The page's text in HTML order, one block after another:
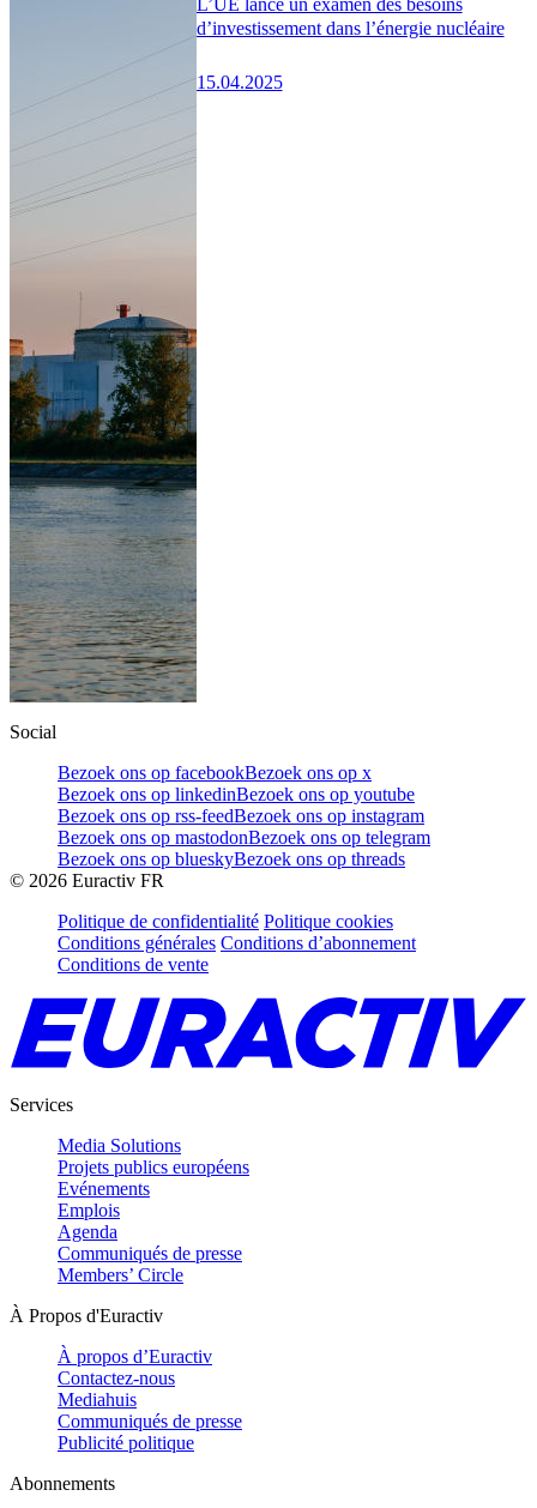
d’investissement dans l’énergie nucléaire
15.04.2025
Social
Bezoek ons op facebookBezoek ons op x
Bezoek ons op linkedinBezoek ons op youtube
Bezoek ons op rss-feedBezoek ons op instagram
Bezoek ons op mastodonBezoek ons op telegram
Bezoek ons op blueskyBezoek ons op threads
© 2026 Euractiv FR
Politique de confidentialité Politique cookies
Conditions générales Conditions d’abonnement
Conditions de vente
Services
Media Solutions
Projets publics européens
Evénements
Emplois
Agenda
Communiqués de presse
Members’ Circle
À Propos d'Euractiv
À propos d’Euractiv
Contactez-nous
Mediahuis
Communiqués de presse
Publicité politique
Abonnements